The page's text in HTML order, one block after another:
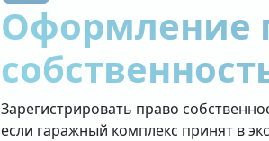
Оформление
Зарегистрировать право
если гаражный комплекс принят в